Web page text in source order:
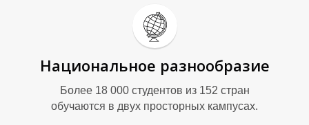
Национальное разнообразие
Более 18 000 студентов из 152 стран
обучаются в двух просторных кампусах.